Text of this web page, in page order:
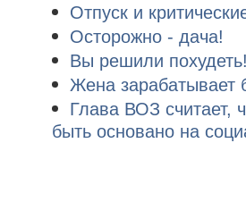
Отпуск и
Осторожно - дача!
Вы решили
Жена зарабатывает
Глава ВОЗ считает,
быть основано на